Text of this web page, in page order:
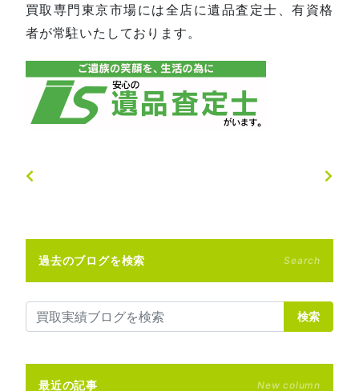
買取専門東京市場には全店に遺品査定士、有資格
者が常駐いたしております。
過去のブログを検索 Search
検索
最近の記事 New column